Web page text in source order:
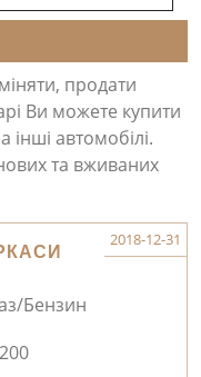
продати
Ви можете купити
автомобілі.
та вживаних
2018-12-31
Бензин